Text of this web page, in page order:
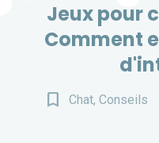
Jeux pour
Comment
bookmark_border Chat, Conseils